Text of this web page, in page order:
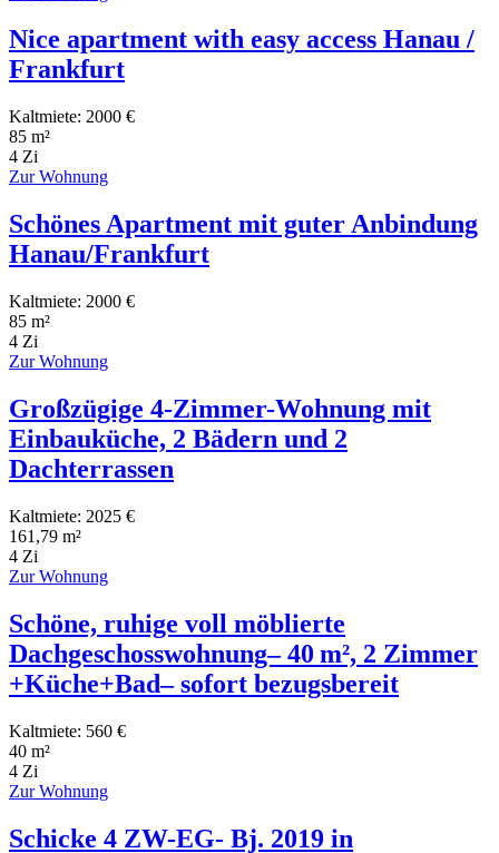
Nice apartment with easy access Hanau /
Frankfurt
Kaltmiete: 2000 €
85 m²
4 Zi
Zur Wohnung
Schönes Apartment mit guter Anbindung
Hanau/Frankfurt
Kaltmiete: 2000 €
85 m²
4 Zi
Zur Wohnung
Großzügige 4-Zimmer-Wohnung mit
Einbauküche, 2 Bädern und 2
Dachterrassen
Kaltmiete: 2025 €
161,79 m²
4 Zi
Zur Wohnung
Schöne, ruhige voll möblierte
Dachgeschosswohnung– 40 m², 2 Zimmer
+Küche+Bad– sofort bezugsbereit
Kaltmiete: 560 €
40 m²
4 Zi
Zur Wohnung
Schicke 4 ZW-EG- Bj. 2019 in